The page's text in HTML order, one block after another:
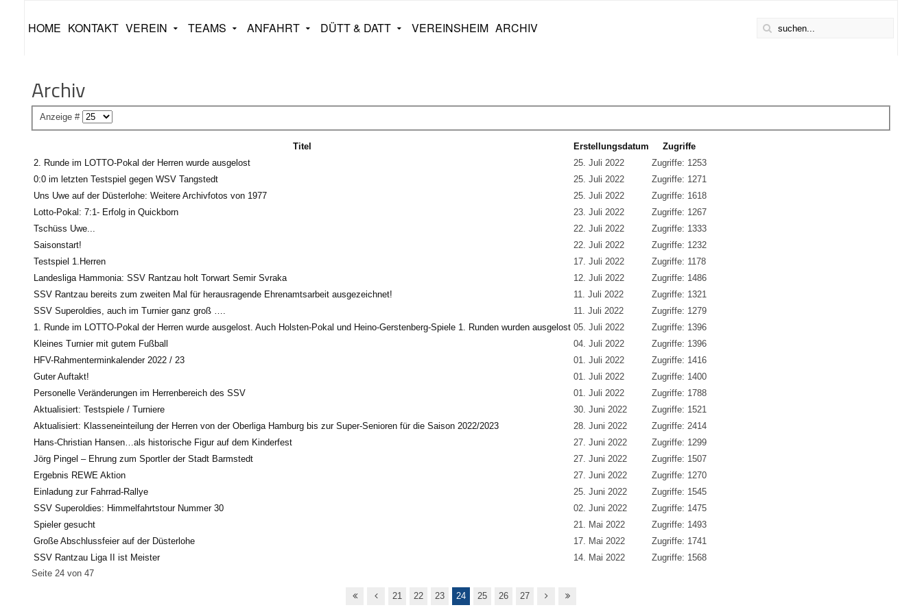
HOME KONTAKT VEREIN TEAMS ANFAHRT DÜTT & DATT VEREINSHEIM ARCHIV
Archiv
Anzeige #
Titel Erstellungsdatum
Zugriffe
2. Runde im LOTTO-Pokal der Herren wurde ausgelost
25. Juli 2022
Zugriffe: 1253
0:0 im letzten Testspiel gegen WSV Tangstedt
25. Juli 2022
Zugriffe: 1271
Uns Uwe auf der Düsterlohe: Weitere Archivfotos von 1977
25. Juli 2022
Zugriffe: 1618
Lotto-Pokal: 7:1- Erfolg in Quickborn
23. Juli 2022
Zugriffe: 1267
Tschüss Uwe...
22. Juli 2022
Zugriffe: 1333
Saisonstart!
22. Juli 2022
Zugriffe: 1232
Testspiel 1.Herren
17. Juli 2022
Zugriffe: 1178
Landesliga Hammonia: SSV Rantzau holt Torwart Semir Svraka
12. Juli 2022
Zugriffe: 1486
SSV Rantzau bereits zum zweiten Mal für herausragende Ehrenamtsarbeit ausgezeichnet!
11. Juli 2022
Zugriffe: 1321
SSV Superoldies, auch im Turnier ganz groß ….
11. Juli 2022
Zugriffe: 1279
1. Runde im LOTTO-Pokal der Herren wurde ausgelost. Auch Holsten-Pokal und Heino-Gerstenberg-Spiele 1. Runden wurden ausgelost 05. Juli 2022
Zugriffe: 1396
Kleines Turnier mit gutem Fußball
04. Juli 2022
Zugriffe: 1396
HFV-Rahmenterminkalender 2022 / 23
01. Juli 2022
Zugriffe: 1416
Guter Auftakt!
01. Juli 2022
Zugriffe: 1400
Personelle Veränderungen im Herrenbereich des SSV
01. Juli 2022
Zugriffe: 1788
Aktualisiert: Testspiele / Turniere
30. Juni 2022
Zugriffe: 1521
Aktualisiert: Klasseneinteilung der Herren von der Oberliga Hamburg bis zur Super-Senioren für die Saison 2022/2023
28. Juni 2022
Zugriffe: 2414
Hans-Christian Hansen…als historische Figur auf dem Kinderfest
27. Juni 2022
Zugriffe: 1299
Jörg Pingel – Ehrung zum Sportler der Stadt Barmstedt
27. Juni 2022
Zugriffe: 1507
Ergebnis REWE Aktion
27. Juni 2022
Zugriffe: 1270
Einladung zur Fahrrad-Rallye
25. Juni 2022
Zugriffe: 1545
SSV Superoldies: Himmelfahrtstour Nummer 30
02. Juni 2022
Zugriffe: 1475
Spieler gesucht
21. Mai 2022
Zugriffe: 1493
Große Abschlussfeier auf der Düsterlohe
17. Mai 2022
Zugriffe: 1741
SSV Rantzau Liga II ist Meister
14. Mai 2022
Zugriffe: 1568
Seite 24 von 47
21 22 23 24 25 26 27